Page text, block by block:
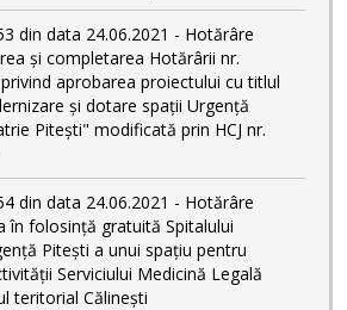
din data 24.06.2021 - Hotărâre
și completarea Hotărârii nr.
aprobarea proiectului cu titlul
și dotare spații Urgență
Pitești" modificată prin HCJ nr.
din data 24.06.2021 - Hotărâre
în folosință gratuită Spitalului
Piteşti a unui spaţiu pentru
Serviciului Medicină Legală
teritorial Călineşti